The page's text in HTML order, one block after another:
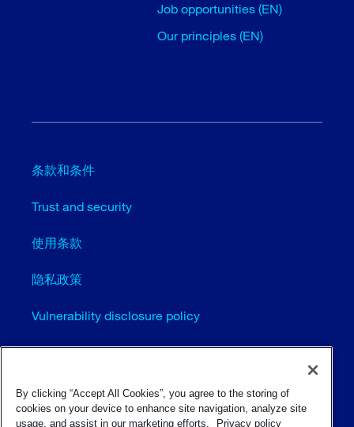
Job opportunities (EN)
Our principles (EN)
条款和条件
Trust and security
使用条款
隐私政策
Vulnerability disclosure policy
Cookie settings (EN)
站点地图
By clicking “Accept All Cookies”, you agree to the storing of
cookies on your device to enhance site navigation, analyze site
usage, and assist in our marketing efforts.
Privacy policy